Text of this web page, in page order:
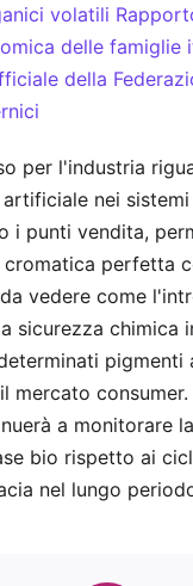
volatili
delle famiglie
della
per l'industria
nei
i punti vendita,
perfetta
vedere come
sicurezza chimica
pigmenti
mercato
a monitorare
bio rispetto ai
nel lungo